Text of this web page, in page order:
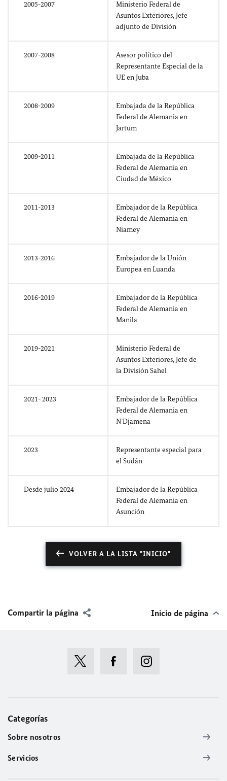
2005-2007
Ministerio Federal de
Asuntos Exteriores, Jefe
adjunto de División
2007-2008
Asesor político del
Representante Especial de la
UE en Juba
2008-2009
Embajada de la República
Federal de Alemania en
Jartum
2009-2011
Embajada de la República
Federal de Alemania en
Ciudad de México
2011-2013
Embajador de la República
Federal de Alemania en
Niamey
2013-2016
Embajador de la Unión
Europea en Luanda
2016-2019
Embajador de la República
Federal de Alemania en
Manila
2019-2021
Ministerio Federal de
Asuntos Exteriores, Jefe de
la División Sahel
2021- 2023
Embajador de la República
Federal de Alemania en
N`Djamena
2023
Representante especial para
el Sudán
Desde julio 2024
Embajador de la República
Federal de Alemania en
Asunción
VOLVER A LA LISTA "INICIO"
Compartir la página Inicio de página
Categorías
Sobre nosotros
Servicios